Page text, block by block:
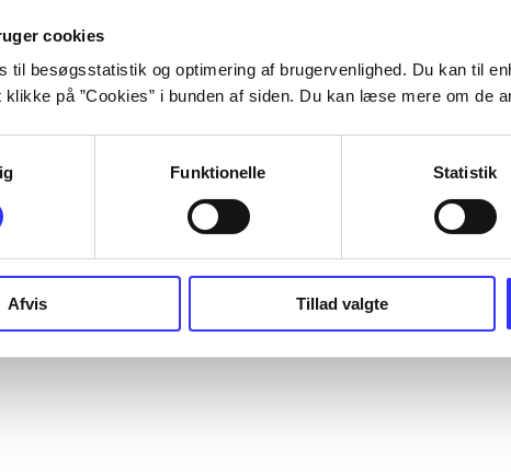
cookies
til besøgsstatistik og optimering af brugervenlighed. Du kan til
på ”Cookies” i bunden af siden. Du kan læse mere om de
Funktionelle Statistik
Afvis Tillad valgte